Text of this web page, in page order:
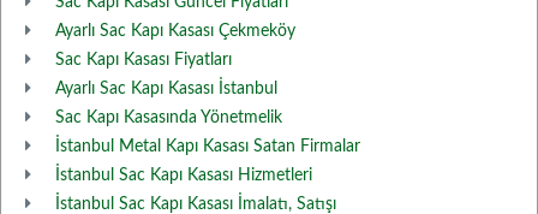
Ayarlı Sac Kapı Kasası Çekmeköy
Sac Kapı Kasası Fiyatları
Ayarlı Sac Kapı Kasası İstanbul
Sac Kapı Kasasında Yönetmelik
İstanbul Metal Kapı Kasası Satan Firmalar
İstanbul Sac Kapı Kasası Hizmetleri
İstanbul Sac Kapı Kasası İmalatı, Satışı